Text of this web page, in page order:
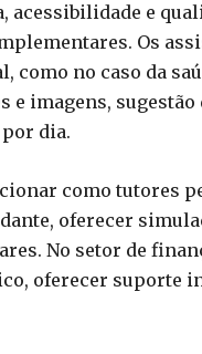
e
Os
no caso da
e imagens,
dia.
como tutores
oferecer
No setor de
oferecer suporte